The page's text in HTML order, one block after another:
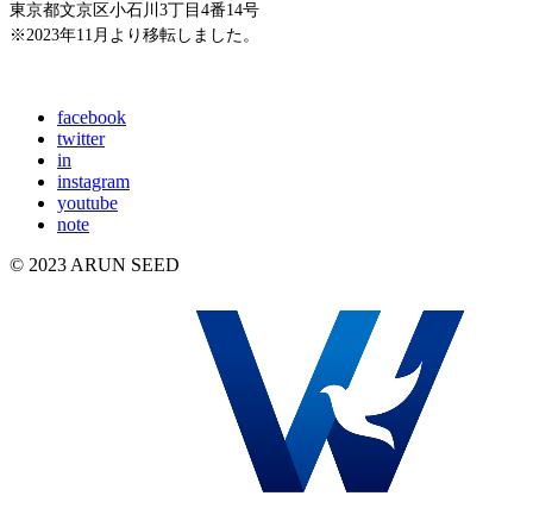
東京都文京区小石川3丁目4番14号
※2023年11月より移転しました。
facebook
twitter
in
instagram
youtube
note
© 2023 ARUN SEED